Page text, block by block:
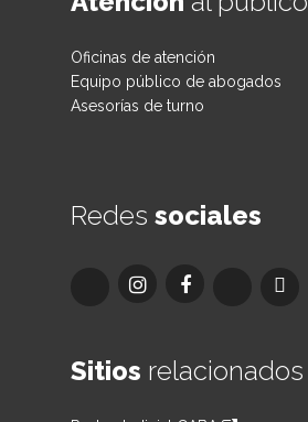
Oficinas de atención
Equipo público de abogados
Asesorías de turno
Redes sociales
Sitios relacionados